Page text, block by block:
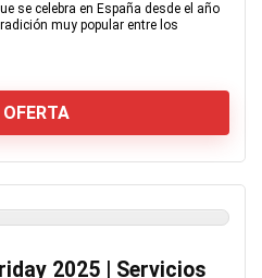
se celebra en España desde el año
muy popular entre los
OFERTA
2025 | Servicios